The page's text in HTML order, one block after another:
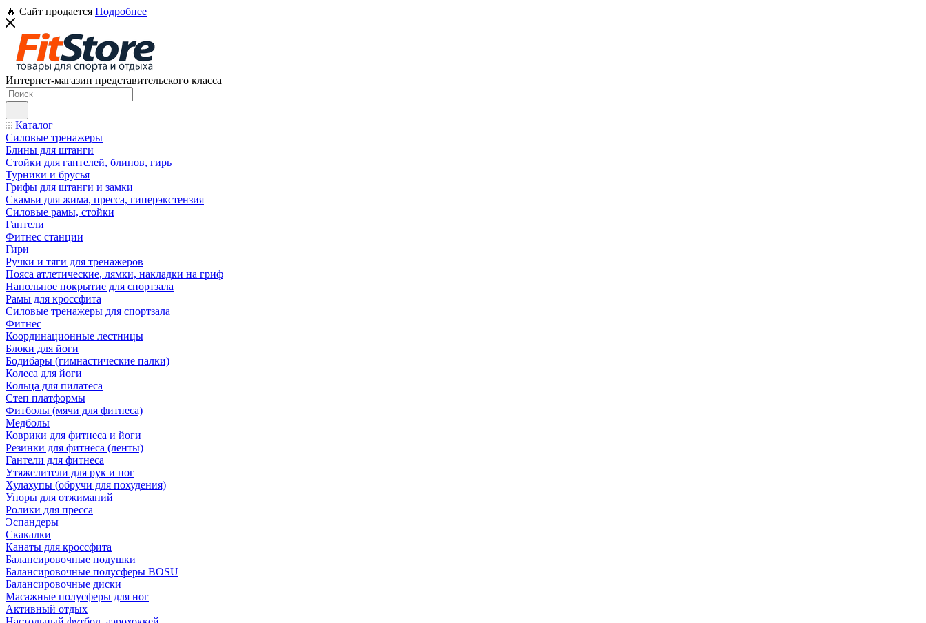
🔥 Сайт продается Подробнее
Интернет-магазин представительского класса
Каталог
Силовые тренажеры
Блины для штанги
Стойки для гантелей, блинов, гирь
Турники и брусья
Грифы для штанги и замки
Скамьи для жима, пресса, гиперэкстензия
Силовые рамы, стойки
Гантели
Фитнес станции
Гири
Ручки и тяги для тренажеров
Пояса атлетические, лямки, накладки на гриф
Напольное покрытие для спортзала
Рамы для кроссфита
Силовые тренажеры для спортзала
Фитнес
Координационные лестницы
Блоки для йоги
Бодибары (гимнастические палки)
Колеса для йоги
Кольца для пилатеса
Степ платформы
Фитболы (мячи для фитнеса)
Медболы
Коврики для фитнеса и йоги
Резинки для фитнеса (ленты)
Гантели для фитнеса
Утяжелители для рук и ног
Хулахупы (обручи для похудения)
Упоры для отжиманий
Ролики для пресса
Эспандеры
Скакалки
Канаты для кроссфита
Балансировочные подушки
Балансировочные полусферы BOSU
Балансировочные диски
Масажные полусферы для ног
Активный отдых